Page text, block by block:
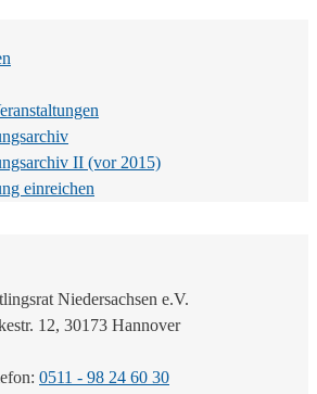
II (vor 2015)
einreichen
Niedersachsen e.V.
12, 30173 Hannover
0511 - 98 24 60 30